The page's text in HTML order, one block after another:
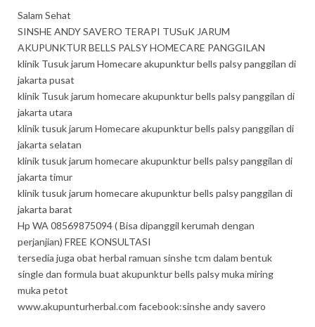
Salam Sehat
SINSHE ANDY SAVERO TERAPI TUSuK JARUM
AKUPUNKTUR BELLS PALSY HOMECARE PANGGILAN
klinik Tusuk jarum Homecare akupunktur bells palsy panggilan di
jakarta pusat
klinik Tusuk jarum homecare akupunktur bells palsy panggilan di
jakarta utara
klinik tusuk jarum Homecare akupunktur bells palsy panggilan di
jakarta selatan
klinik tusuk jarum homecare akupunktur bells palsy panggilan di
jakarta timur
klinik tusuk jarum homecare akupunktur bells palsy panggilan di
jakarta barat
Hp WA 08569875094 ( Bisa dipanggil kerumah dengan
perjanjian) FREE KONSULTASI
tersedia juga obat herbal ramuan sinshe tcm dalam bentuk
single dan formula buat akupunktur bells palsy muka miring
muka petot
www.akupunturherbal.com facebook:sinshe andy savero